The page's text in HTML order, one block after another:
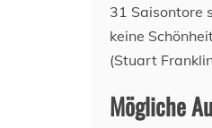
31 Saisontore
keine
(Stuart
Mögliche